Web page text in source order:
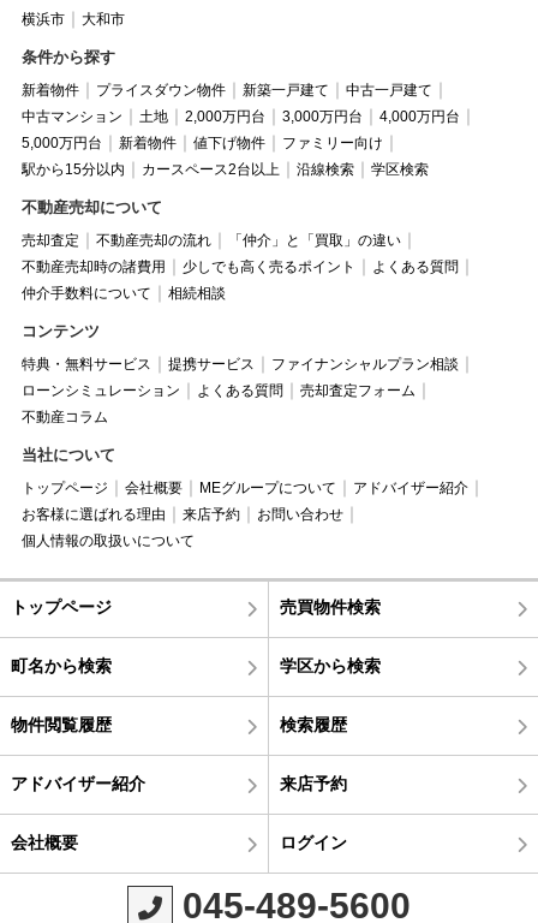
横浜市 大和市
条件から探す
新着物件 プライスダウン物件 新築一戸建て
中古一戸建て
中古マンション
土地 2,000万円台 3,000万円台
4,000万円台
5,000万円台
新着物件 値下げ物件
ファミリー向け
駅から15分以内
カースペース2台以上 沿線検索 学区検索
不動産売却について
売却査定 不動産売却の流れ
「仲介」と「買取」の違い
不動産売却時の諸費用
少しでも高く売るポイント
よくある質問
仲介手数料について
相続相談
コンテンツ
特典・無料サービス 提携サービス
ファイナンシャルプラン相談
ローンシミュレーション
よくある質問
売却査定フォーム
不動産コラム
当社について
トップページ 会社概要 MEグループについて
アドバイザー紹介
お客様に選ばれる理由
来店予約
お問い合わせ
個人情報の取扱いについて
トップページ 売買物件検索
町名から検索 学区から検索
物件閲覧履歴 検索履歴
アドバイザー紹介 来店予約
会社概要 ログイン
045-489-5600